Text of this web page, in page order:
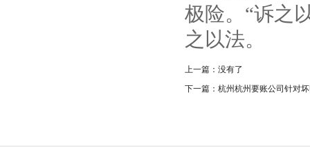
极险。“诉之
之以法。
上一篇：没有了
下一篇：杭州杭州要账公司针对